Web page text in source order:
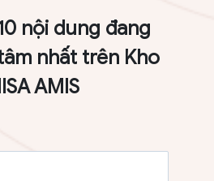
nội dung đang
nhất trên Kho
AMIS